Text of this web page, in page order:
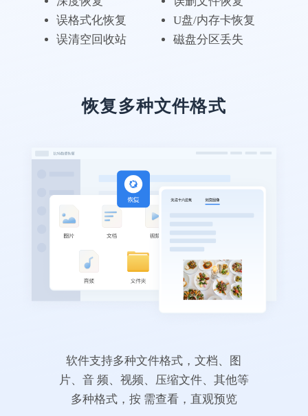
误格式化恢复
U盘/内存卡恢复
误清空回收站
磁盘分区丢失
恢复多种文件格式
软件支持多种文件格式，文档、图
片、音 频、视频、压缩文件、其他等
多种格式，按 需查看，直观预览
软件实用，数据很完整
的。恢复了我丢失的pdf合同，以防万一，软
笙念
电脑无备份，还好有比
专业级的数据恢复软件果然不一样，这次体
验很不错，客服有耐心，回答问题也很仔